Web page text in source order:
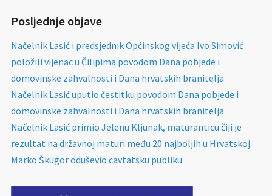
Posljednje objave
Načelnik Lasić i predsjednik Općinskog vijeća Ivo Simović
položili vijenac u Čilipima povodom Dana pobjede i
domovinske zahvalnosti i Dana hrvatskih branitelja
Načelnik Lasić uputio čestitku povodom Dana pobjede i
domovinske zahvalnosti i Dana hrvatskih branitelja
Načelnik Lasić primio Jelenu Kljunak, maturanticu čiji je
rezultat na državnoj maturi među 20 najboljih u Hrvatskoj
Marko Škugor oduševio cavtatsku publiku